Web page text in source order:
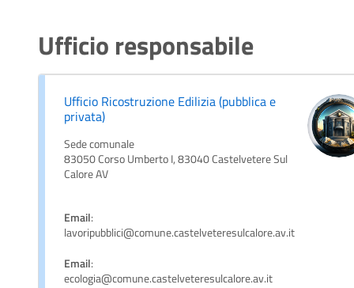
Ufficio responsabile
Ufficio Ricostruzione Edilizia (pubblica e
privata)
Sede comunale
83050 Corso Umberto I, 83040 Castelvetere Sul
Calore AV
Email:
lavoripubblici@comune.castelveteresulcalore.av.it
Email:
ecologia@comune.castelveteresulcalore.av.it